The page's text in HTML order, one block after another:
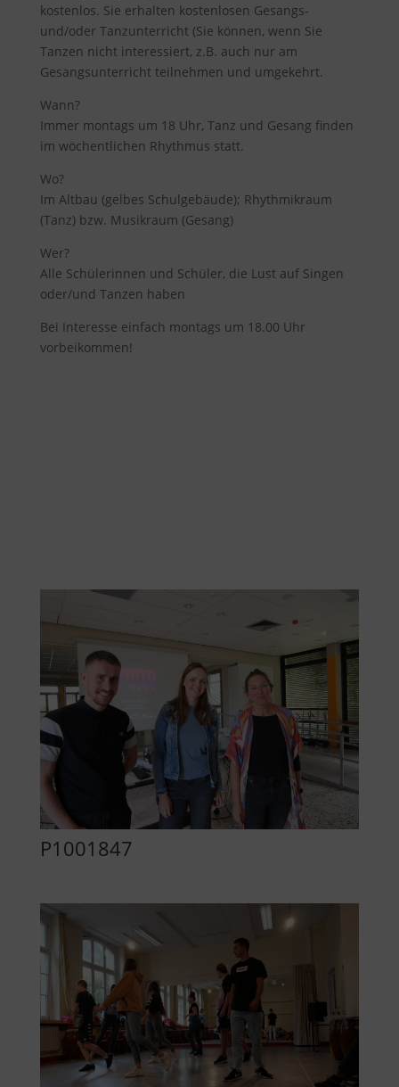
kostenlos. Sie erhalten kostenlosen Gesangs-
und/oder Tanzunterricht (Sie können, wenn Sie
Tanzen nicht interessiert, z.B. auch nur am
Gesangsunterricht teilnehmen und umgekehrt.
Wann?
Immer montags um 18 Uhr, Tanz und Gesang finden
im wöchentlichen Rhythmus statt.
Wo?
Im Altbau (gelbes Schulgebäude); Rhythmikraum
(Tanz) bzw. Musikraum (Gesang)
Wer?
Alle Schülerinnen und Schüler, die Lust auf Singen
oder/und Tanzen haben
Bei Interesse einfach montags um 18.00 Uhr
vorbeikommen!
P1001847